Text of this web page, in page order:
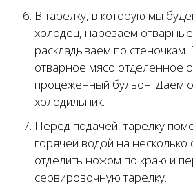
В тарелку, в которую мы
холодец, нарезаем
раскладываем по
отварное мясо отделенное
процеженный бульон. Даем
холодильник.
Перед подачей, тарелку
горячей водой на несколько
отделить ножом по краю и
сервировочную тарелку.